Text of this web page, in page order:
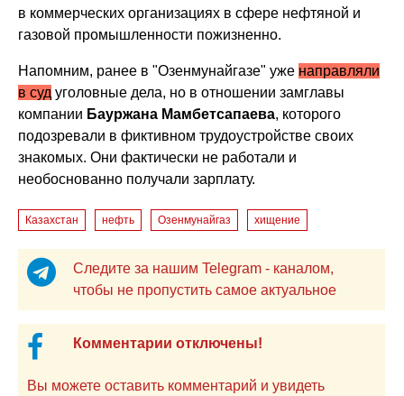
в коммерческих организациях в сфере нефтяной и
газовой промышленности пожизненно.
Напомним, ранее в "Озенмунайгазе" уже направляли
в суд уголовные дела, но в отношении замглавы
компании Бауржана Мамбетсапаева, которого
подозревали в фиктивном трудоустройстве своих
знакомых. Они фактически не работали и
необоснованно получали зарплату.
Казахстан нефть Озенмунайгаз хищение
Следите за нашим Telegram - каналом,
чтобы не пропустить самое актуальное
Комментарии отключены!
Вы можете оставить комментарий и увидеть